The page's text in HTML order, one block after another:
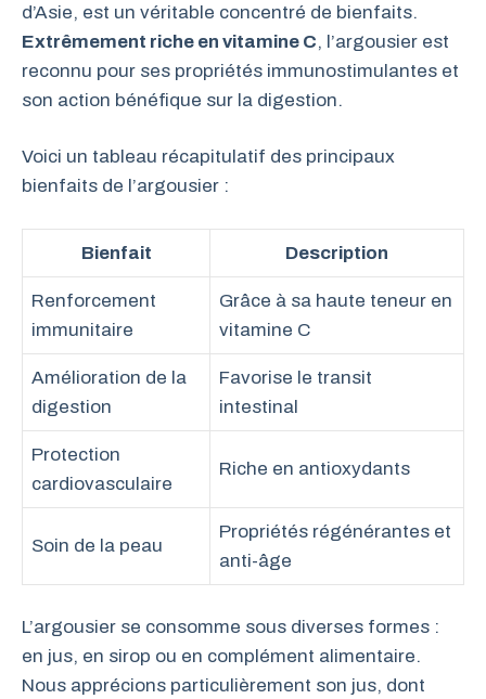
d’Asie, est un véritable concentré de bienfaits.
Extrêmement riche en vitamine C, l’argousier est
reconnu pour ses propriétés immunostimulantes et
son action bénéfique sur la digestion.
Voici un tableau récapitulatif des principaux
bienfaits de l’argousier :
Bienfait Description
Renforcement
immunitaire
Grâce à sa haute teneur en
vitamine C
Amélioration de la
digestion
Favorise le transit
intestinal
Protection
cardiovasculaire
Riche en antioxydants
Soin de la peau
Propriétés régénérantes et
anti-âge
L’argousier se consomme sous diverses formes :
en jus, en sirop ou en complément alimentaire.
Nous apprécions particulièrement son jus, dont